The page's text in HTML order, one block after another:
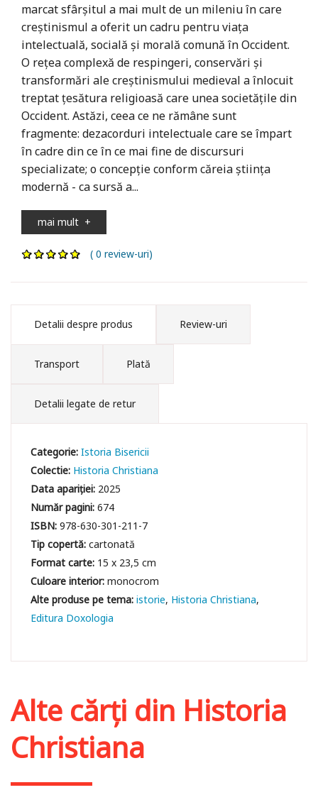
marcat sfârșitul a mai mult de un mileniu în care
creștinismul a oferit un cadru pentru viața
intelectuală, socială și morală comună în Occident.
O rețea complexă de respingeri, conservări și
transformări ale creștinismului medieval a înlocuit
treptat țesătura religioasă care unea societățile din
Occident. Astăzi, ceea ce ne rămâne sunt
fragmente: dezacorduri intelectuale care se împart
în cadre din ce în ce mai fine de discursuri
specializate; o concepție conform căreia știința
modernă - ca sursă a...
mai mult +
( 0 review-uri)
Detalii despre produs Review-uri
Transport Plată
Detalii legate de retur
Categorie:Istoria Bisericii
Colectie: Historia Christiana
Data apariției: 2025
Număr pagini:674
ISBN:978-630-301-211-7
Tip copertă:cartonată
Format carte: 15 x 23,5 cm
Culoare interior:monocrom
istorie Historia Christiana
Editura Doxologia
Alte cărți din Historia
Christiana